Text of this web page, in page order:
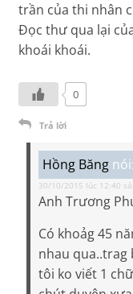
trần của thi nhân
Đọc thư qua lại
khoái khoái.
0
Trả lời
Hồng Băng nói:
30/10/2015 lúc 12:40
Anh Trương
Có khoảg 45
nhau qua..trag
tôi ko viết 1